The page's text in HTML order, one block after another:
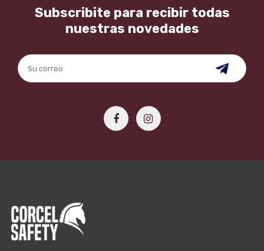
Subscribite para recibir todas
nuestras novedades